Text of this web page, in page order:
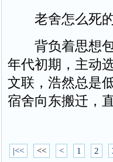
老舍怎么死的
背负着思想包
年代初期，主动
文联，浩然总是
宿舍向东搬迁，
|<< << < 1 2